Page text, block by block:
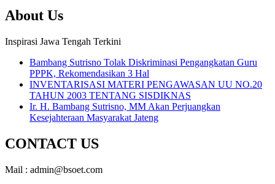
About Us
Inspirasi Jawa Tengah Terkini
Bambang Sutrisno Tolak Diskriminasi Pengangkatan Guru
PPPK, Rekomendasikan 3 Hal
INVENTARISASI MATERI PENGAWASAN UU NO.20
TAHUN 2003 TENTANG SISDIKNAS
Ir. H. Bambang Sutrisno, MM Akan Perjuangkan
Kesejahteraan Masyarakat Jateng
CONTACT US
Mail : admin@bsoet.com